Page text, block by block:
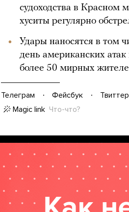
судоходства в Красном
хуситы регулярно
Удары наносятся в том
день американских
более 50 мирных
Телеграм Фейсбук Твиттер
Magic link Что-что?